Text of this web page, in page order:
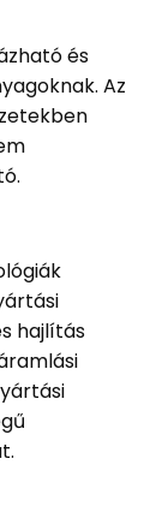
és
Az
hajlítás